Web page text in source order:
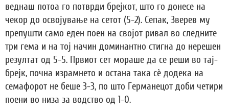
веднаш потоа го потврди брејкот, што го донесе на
чекор до освојување на сетот (5-2). Сепак, Зверев му
препушти само еден поен на својот ривал во следните
три гема и на тој начин доминантно стигна до нерешен
резултат од 5-5. Првиот сет мораше да се реши во тај-
брејк, почна израмнето и остана така сè додека на
семафорот не беше 3-3, по што Германецот доби четири
поени во низа за водство од 1-0.